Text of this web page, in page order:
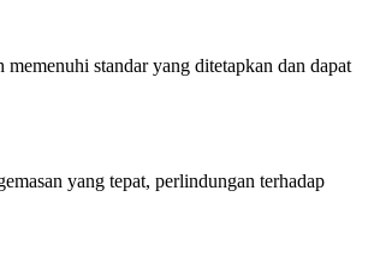
standar yang ditetapkan dan dapat
yang tepat, perlindungan terhadap